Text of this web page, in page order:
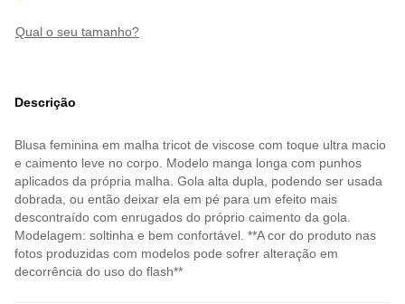
qual o seu tamanho?
Descrição
Blusa feminina em malha tricot de viscose com toque ultra macio
e caimento leve no corpo. Modelo manga longa com punhos
aplicados da própria malha. Gola alta dupla, podendo ser usada
dobrada, ou então deixar ela em pé para um efeito mais
descontraído com enrugados do próprio caimento da gola.
Modelagem: soltinha e bem confortável. **A cor do produto nas
fotos produzidas com modelos pode sofrer alteração em
decorrência do uso do flash**